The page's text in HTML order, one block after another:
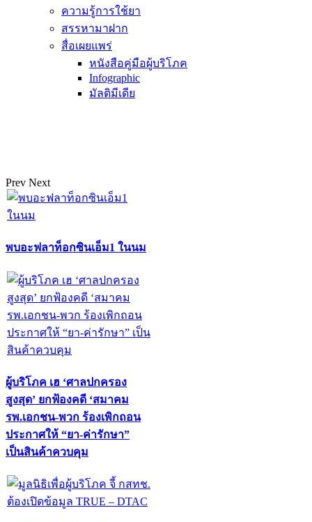
ความรู้การใช้ยา
สรรหามาฝาก
สื่อเผยแพร่
หนังสือคู่มือผู้บริโภค
Infographic
มัลติมีเดีย
Prev Next
พบอะฟลาท็อกซินเอ็ม1 ในนม
ผู้บริโภค เฮ ‘ศาลปกครอง
สูงสุด’ ยกฟ้องคดี ‘สมาคม
รพ.เอกชน-พวก ร้องเพิกถอน
ประกาศให้ “ยา-ค่ารักษา”
เป็นสินค้าควบคุม